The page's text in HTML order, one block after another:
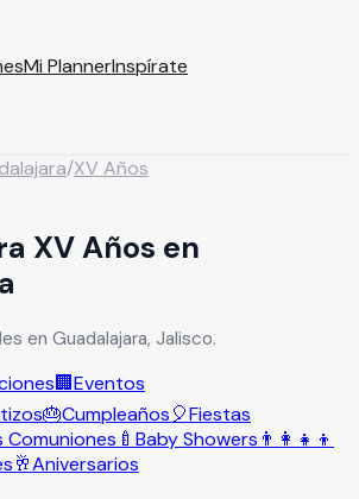
Mi PlannerInspírate
/XV Años
XV Años en
en Guadalajara, Jalisco.
🏢Eventos
🎂Cumpleaños🎈Fiestas
Comuniones 🍼 Baby Showers 👨‍👩‍👧‍👦
🥂Aniversarios